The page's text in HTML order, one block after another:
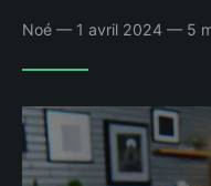
Noé — 1 avril 2024 — 5